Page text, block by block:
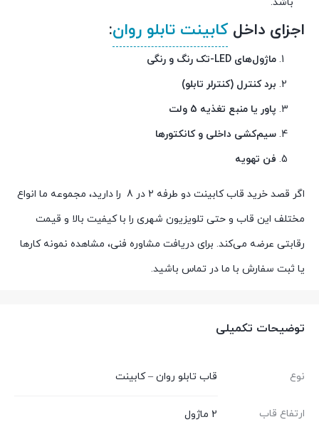
اجزای داخلکابینت تابلو روان:
ماژول‌های LED-تک رنگ و رنگی
برد کنترل (کنترلر تابلو)
پاور یا منبع تغذیه 5 ولت
سیم‌کشی داخلی و کانکتورها
فن تهویه
اگر قصد خرید قاب کابینت دو طرفه 2 در 8 را دارید، مجموعه ما انواع
مختلف این قاب و حتی تلویزیون شهری را با کیفیت بالا و قیمت
رقابتی عرضه می‌کند. برای دریافت مشاوره فنی، مشاهده نمونه‌ کارها
یا ثبت سفارش با ما در تماس باشید.
توضیحات تکمیلی
نوع قاب تابلو روان – کابینت
ارتفاع قاب 2 ماژول